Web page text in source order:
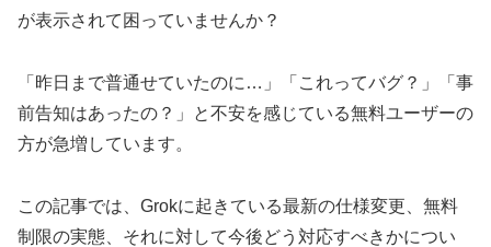
が表示されて困っていませんか？
「昨日まで普通せていたのに…」「これってバグ？」「事
前告知はあったの？」と不安を感じている無料ユーザーの
方が急増しています。
この記事では、Grokに起きている最新の仕様変更、無料
制限の実態、それに対して今後どう対応すべきかについ